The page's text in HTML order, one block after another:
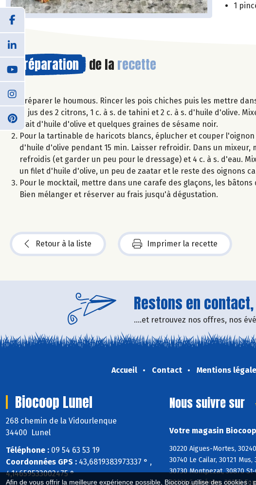
Afin de vous offrir la meilleure expérience possible, Biocoop utilise des cookies
1
Préparation de la recette
Préparer le houmous. Rincer les pois chiches puis les mettre
le jus des 2 citrons, 1 c. à s. de tahini et 2 c. à s. d'huile d'olive.
trait d'huile d'olive et quelques graines de sésame noir.
Pour la tartinable de haricots blancs, éplucher et couper
d'huile d'olive pendant 15 min. Laisser refroidir. Dans un
refroidis (et garder un peu pour le dressage) et 4 c. à s. d'eau.
un filet d'huile d'olive, un peu de zaatar et le reste des oignons
Pour le mocktail, mettre dans une carafe des glaçons, les
Bien mélanger et réserver au frais jusqu'à dégustation.
Retour à la liste Imprimer la recette
Restons en
....et retrouvez nos offres, nos
Accueil Contact Mentions
Biocoop Lunel
268 chemin de la Vidourlenque
34400 Lunel
Téléphone : 09 54 63 53 19
Coordonnées GPS : 43,6819383973337 ° ,
4,14659533002475 °
Nous suivre sur
Votre magasin
30220 Aigues-Mortes,
30740 Le Cailar, 30121
30730 Montpezat, 30870
30111 Congénies, 30250